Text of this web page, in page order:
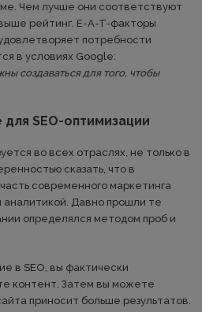
Чем лучше они соответствуют
рейтинг. E-A-T-факторы
потребности
в условиях Google:
создаваться для того, чтобы
SEO-оптимизации
во всех отраслях, не только в
сказать, что в
современного маркетинга
аналитикой. Давно прошли те
определялся методом проб и
в SEO, вы фактически
контент. Затем вы можете
приносит больше результатов.